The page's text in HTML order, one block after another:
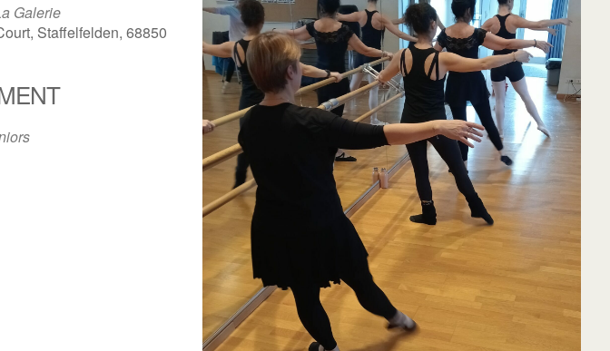
Outlook Live
Galerie
Staffelfelden, 68850